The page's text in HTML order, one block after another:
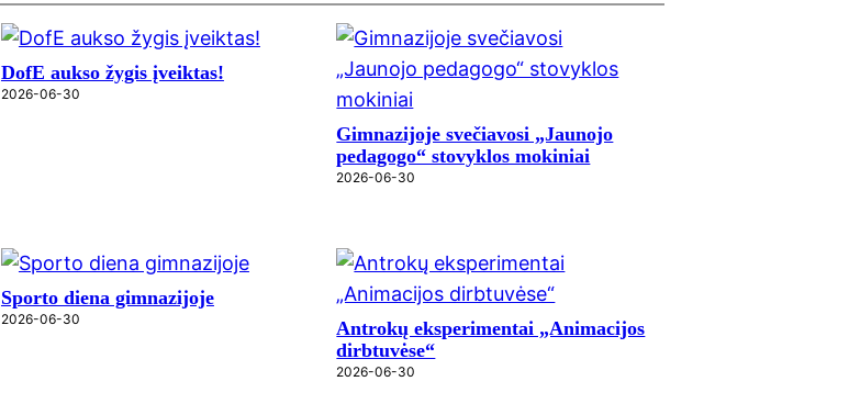
DofE aukso žygis įveiktas!
2026-06-30
Gimnazijoje svečiavosi „Jaunojo
pedagogo“ stovyklos mokiniai
2026-06-30
Sporto diena gimnazijoje
2026-06-30
Antrokų eksperimentai „Animacijos
dirbtuvėse“
2026-06-30